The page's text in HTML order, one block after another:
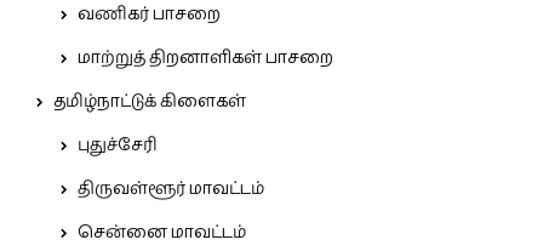
வணிகர் பாசறை
மாற்றுத் திறனாளிகள் பாசறை
தமிழ்நாட்டுக் கிளைகள்
புதுச்சேரி
திருவள்ளூர் மாவட்டம்
சென்னை மாவட்டம்